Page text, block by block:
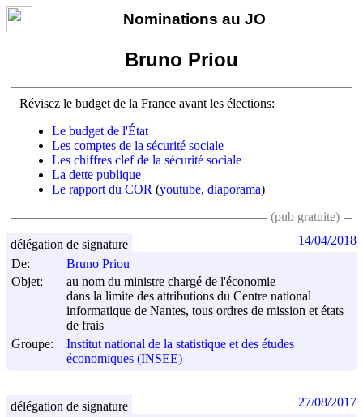
Nominations au JO
Bruno Priou
Révisez le budget de la France avant les élections:
Le budget de l'État
Les comptes de la sécurité sociale
Les chiffres clef de la sécurité sociale
La dette publique
Le rapport du COR (youtube, diaporama)
(pub gratuite)
De:
Bruno Priou
Objet:
au nom du ministre chargé de l'économie
dans la limite des attributions du Centre national
informatique de Nantes, tous ordres de mission et états
de frais
Groupe:
Institut national de la statistique et des études
économiques (INSEE)
délégation de signature 14/04/2018
délégation de signature 27/08/2017